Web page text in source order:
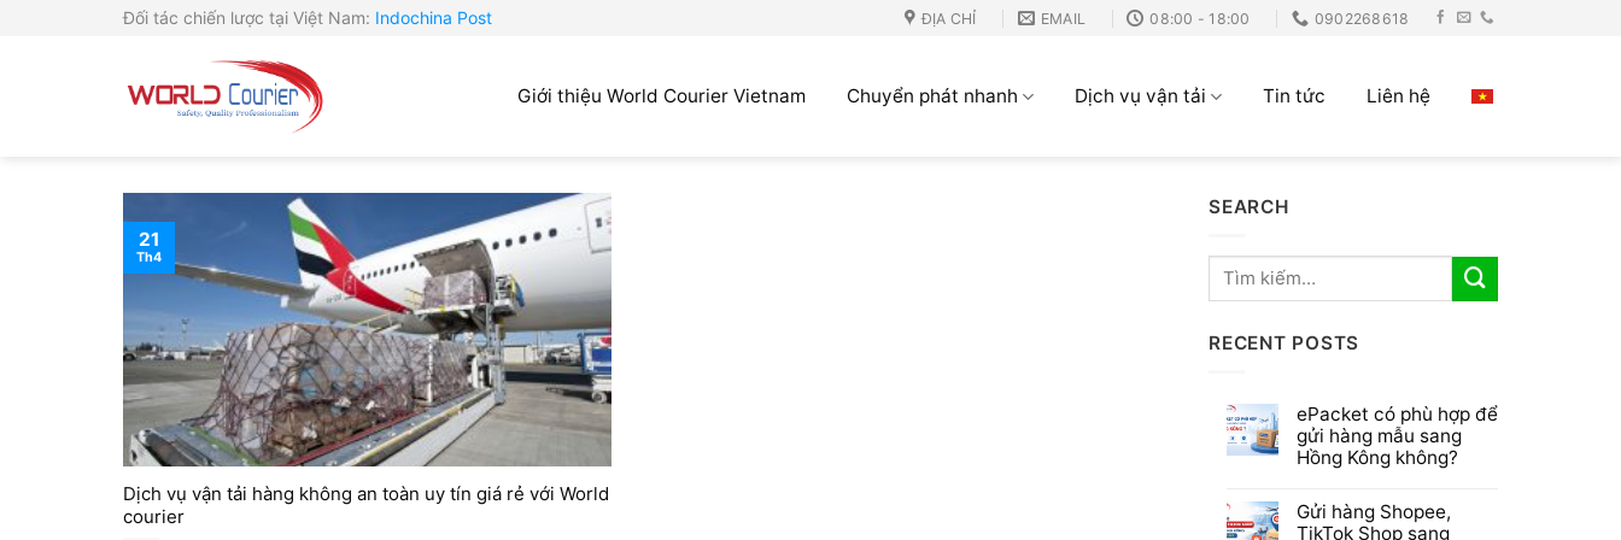
Đối tác chiến lược tại Việt Nam: Indochina Post ĐỊA CHỈ EMAIL 08:00 - 18:00 0902268618
Giới thiệu World Courier Vietnam Chuyển phát nhanh Dịch vụ vận tải Tin tức Liên hệ
Dịch vụ vận tải hàng không an toàn uy tín giá rẻ với World
courier
21
Th4
SEARCH
RECENT POSTS
ePacket có phù hợp để
gửi hàng mẫu sang
Hồng Kông không?
Gửi hàng Shopee,
TikTok Shop sang